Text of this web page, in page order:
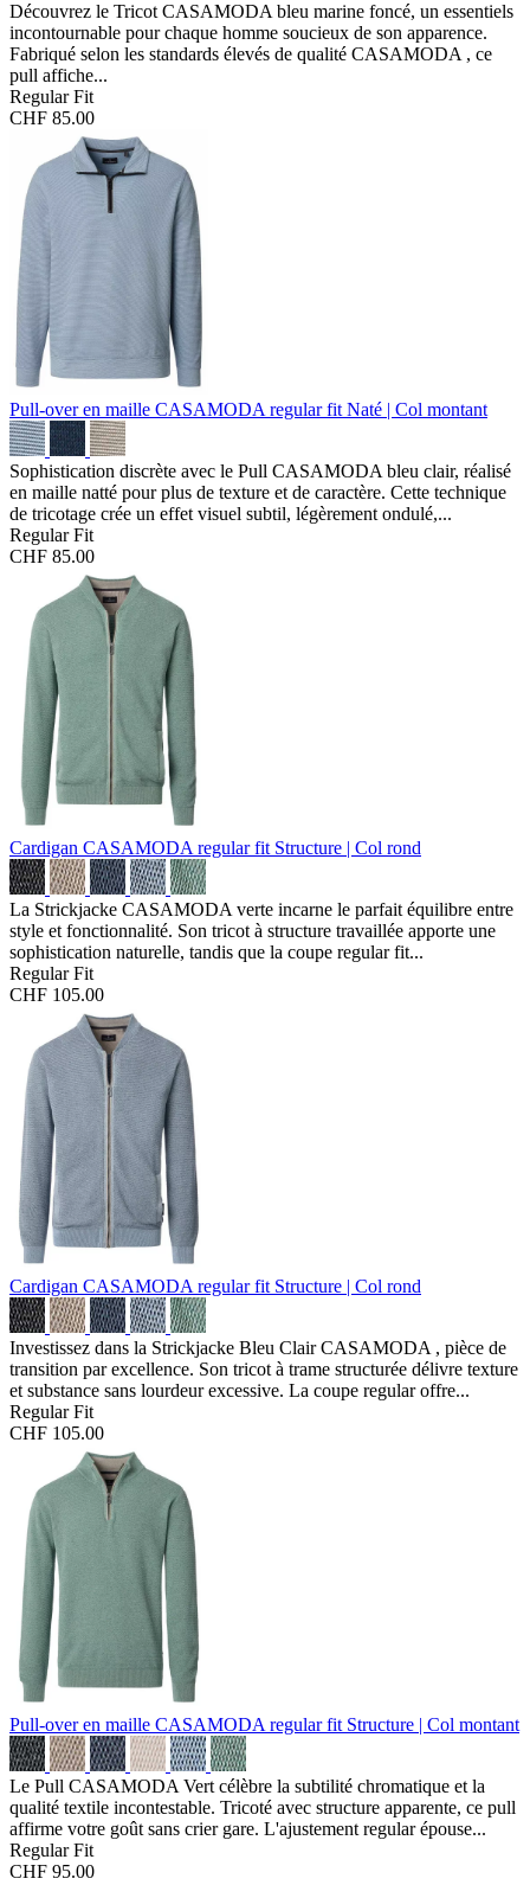
Découvrez le Tricot CASAMODA bleu marine foncé, un essentiels
incontournable pour chaque homme soucieux de son apparence.
Fabriqué selon les standards élevés de qualité CASAMODA , ce
pull affiche...
Regular Fit
CHF 85.00
Pull-over en maille CASAMODA regular fitNaté | Col montant
Sophistication discrète avec le Pull CASAMODA bleu clair, réalisé
en maille natté pour plus de texture et de caractère. Cette technique
de tricotage crée un effet visuel subtil, légèrement ondulé,...
Regular Fit
CHF 85.00
Cardigan CASAMODA regular fit Structure | Col rond
La Strickjacke CASAMODA verte incarne le parfait équilibre entre
style et fonctionnalité. Son tricot à structure travaillée apporte une
sophistication naturelle, tandis que la coupe regular fit...
Regular Fit
CHF 105.00
Cardigan CASAMODA regular fit Structure | Col rond
Investissez dans la Strickjacke Bleu Clair CASAMODA , pièce de
transition par excellence. Son tricot à trame structurée délivre texture
et substance sans lourdeur excessive. La coupe regular offre...
Regular Fit
CHF 105.00
Pull-over en maille CASAMODA regular fit Structure | Col montant
Le Pull CASAMODA Vert célèbre la subtilité chromatique et la
qualité textile incontestable. Tricoté avec structure apparente, ce pull
affirme votre goût sans crier gare. L'ajustement regular épouse...
Regular Fit
CHF 95.00